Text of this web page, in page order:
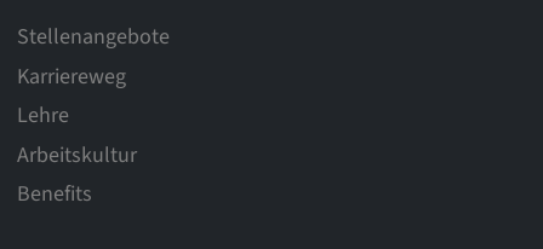
Stellenangebote
Karriereweg
Lehre
Arbeitskultur
Benefits